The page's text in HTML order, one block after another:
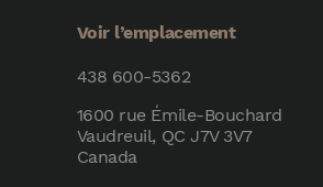
Voir l’emplacement
438 600-5362
1600 rue Émile-Bouchard
Vaudreuil, QC J7V 3V7
Canada